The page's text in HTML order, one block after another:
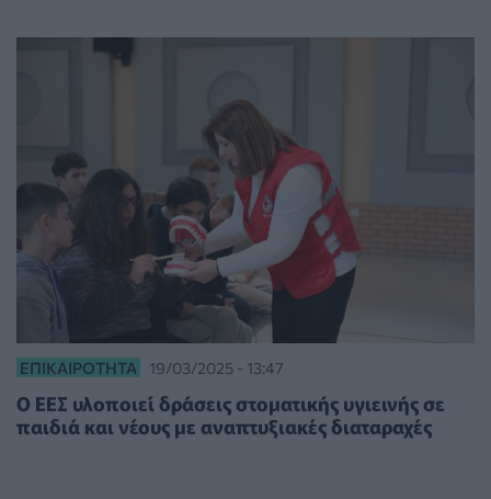
ΕΠΙΚΑΙΡΌΤΗΤΑ 19/03/2025 - 13:47
Ο ΕΕΣ υλοποιεί δράσεις στοματικής υγιεινής σε
παιδιά και νέους με αναπτυξιακές διαταραχές